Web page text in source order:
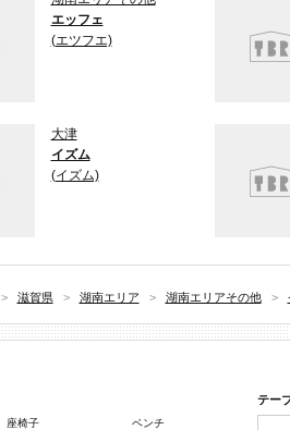
エッフェ
(エツフエ)
大津
イズム
(イズム)
> 滋賀県 > 湖南エリア > 湖南エリアその他 >
座椅子
ベンチ
テー